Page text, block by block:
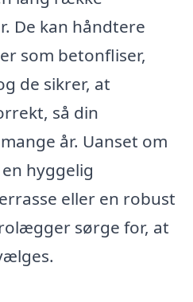
De kan håndtere
som betonfliser,
de sikrer, at
så din
år. Uanset om
hyggelig
eller en robust
sørge for, at